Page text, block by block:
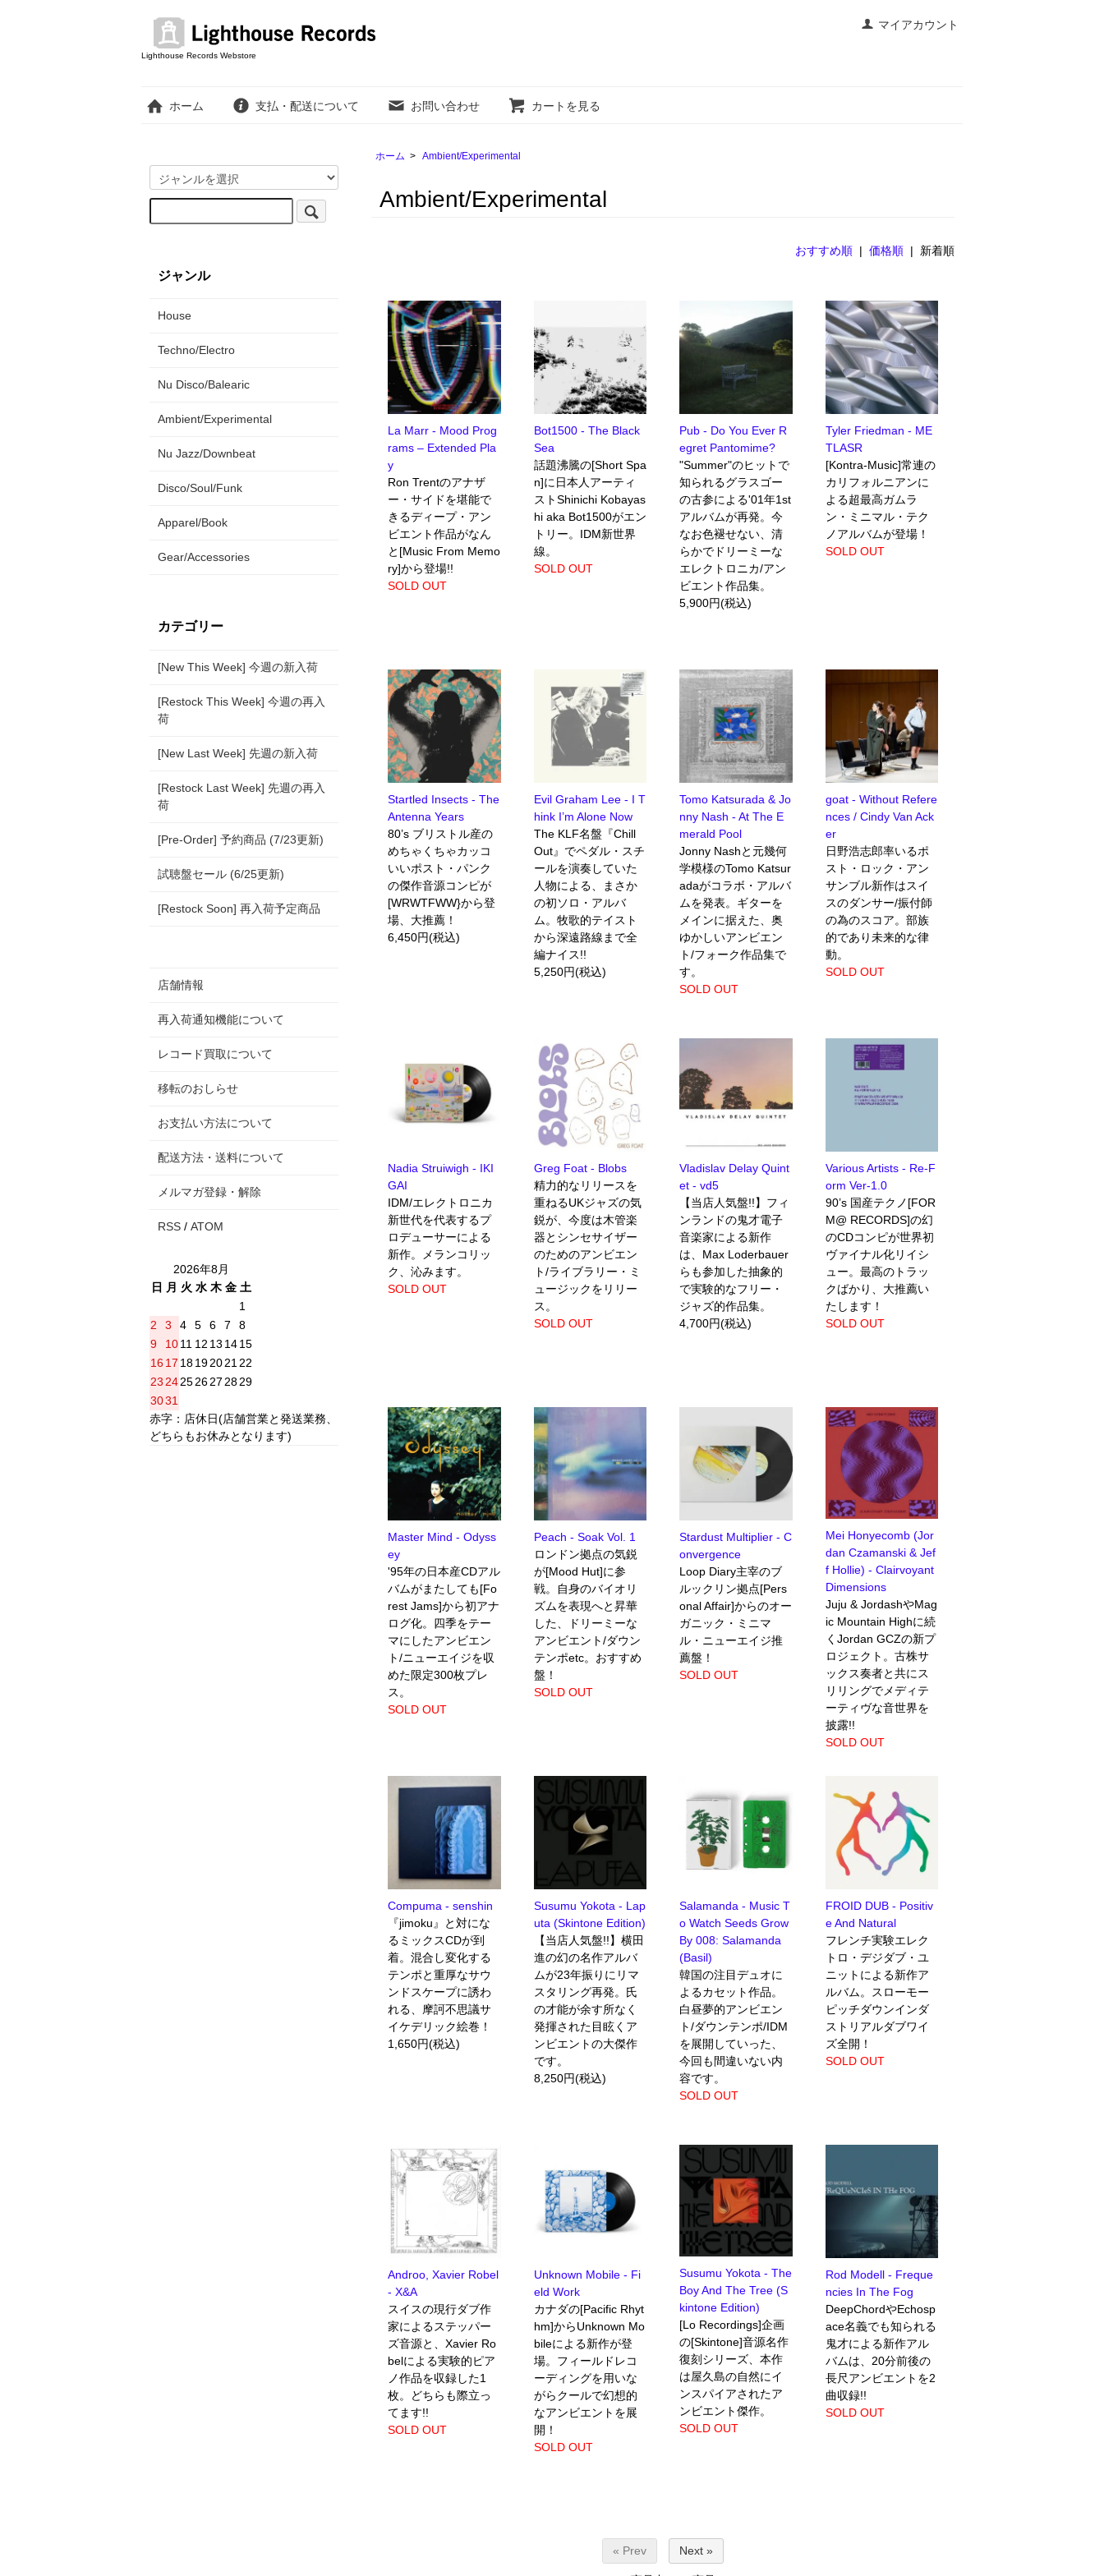
マイアカウント
Lighthouse Records Webstore
ホーム 支払・配送について お問い合わせ カートを見る
ホーム > Ambient/Experimental
Ambient/Experimental
おすすめ順 | 価格順 | 新着順
La Marr - Mood Prog
rams – Extended Pla
y
Ron Trentのアナザ
ー・サイドを堪能で
きるディープ・アン
ビエント作品がなん
と[Music From Memo
ry]から登場!!
SOLD OUT
Bot1500 - The Black
Sea
話題沸騰の[Short Spa
n]に日本人アーティ
ストShinichi Kobayas
hi aka Bot1500がエン
トリー。IDM新世界
線。
SOLD OUT
Pub - Do You Ever R
egret Pantomime?
"Summer"のヒットで
知られるグラスゴー
の古参による'01年1st
アルバムが再発。今
なお色褪せない、清
らかでドリーミーな
エレクトロニカ/アン
ビエント作品集。
5,900円(税込)
Tyler Friedman - ME
TLASR
[Kontra-Music]常連の
カリフォルニアンに
よる超最高ガムラ
ン・ミニマル・テク
ノアルバムが登場！
SOLD OUT
Startled Insects - The
Antenna Years
80’s ブリストル産の
めちゃくちゃカッコ
いいポスト・パンク
の傑作音源コンピが
[WRWTFWW}から登
場、大推薦！
6,450円(税込)
Evil Graham Lee - I T
hink I’m Alone Now
The KLF名盤『Chill
Out』でペダル・スチ
ールを演奏していた
人物による、まさか
の初ソロ・アルバ
ム。牧歌的テイスト
から深遠路線まで全
編ナイス!!
5,250円(税込)
Tomo Katsurada & Jo
nny Nash - At The E
merald Pool
Jonny Nashと元幾何
学模様のTomo Katsur
adaがコラボ・アルバ
ムを発表。ギターを
メインに据えた、奥
ゆかしいアンビエン
ト/フォーク作品集で
す。
SOLD OUT
goat - Without Refere
nces / Cindy Van Ack
er
日野浩志郎率いるポ
スト・ロック・アン
サンブル新作はスイ
スのダンサー/振付師
の為のスコア。部族
的であり未来的な律
動。
SOLD OUT
Nadia Struiwigh - IKI
GAI
IDM/エレクトロニカ
新世代を代表するプ
ロデューサーによる
新作。メランコリッ
ク、沁みます。
SOLD OUT
Greg Foat - Blobs
精力的なリリースを
重ねるUKジャズの気
鋭が、今度は木管楽
器とシンセサイザー
のためのアンビエン
ト/ライブラリー・ミ
ュージックをリリー
ス。
SOLD OUT
Vladislav Delay Quint
et - vd5
【当店人気盤!!】フィ
ンランドの鬼才電子
音楽家による新作
は、Max Loderbauer
らも参加した抽象的
で実験的なフリー・
ジャズ的作品集。
4,700円(税込)
Various Artists - Re-F
orm Ver-1.0
90’s 国産テクノ[FOR
M@ RECORDS]の幻
のCDコンピが世界初
ヴァイナル化リイシ
ュー。最高のトラッ
クばかり、大推薦い
たします！
SOLD OUT
Master Mind - Odyss
ey
'95年の日本産CDアル
バムがまたしても[Fo
rest Jams]から初アナ
ログ化。四季をテー
マにしたアンビエン
ト/ニューエイジを収
めた限定300枚プレ
ス。
SOLD OUT
Peach - Soak Vol. 1
ロンドン拠点の気鋭
が[Mood Hut]に参
戦。自身のバイオリ
ズムを表現へと昇華
した、ドリーミーな
アンビエント/ダウン
テンポetc。おすすめ
盤！
SOLD OUT
Stardust Multiplier - C
onvergence
Loop Diary主宰のブ
ルックリン拠点[Pers
onal Affair]からのオー
ガニック・ミニマ
ル・ニューエイジ推
薦盤！
SOLD OUT
Mei Honyecomb (Jor
dan Czamanski & Jef
f Hollie) - Clairvoyant
Dimensions
Juju & JordashやMag
ic Mountain Highに続
くJordan GCZの新プ
ロジェクト。古株サ
ックス奏者と共にス
リリングでメディテ
ーティヴな音世界を
披露!!
SOLD OUT
Compuma - senshin
『jimoku』と対にな
るミックスCDが到
着。混合し変化する
テンポと重厚なサウ
ンドスケープに誘わ
れる、摩訶不思議サ
イケデリック絵巻！
1,650円(税込)
Susumu Yokota - Lap
uta (Skintone Edition)
【当店人気盤!!】横田
進の幻の名作アルバ
ムが23年振りにリマ
スタリング再発。氏
の才能が余す所なく
発揮された目眩くア
ンビエントの大傑作
です。
8,250円(税込)
Salamanda - Music T
o Watch Seeds Grow
By 008: Salamanda
(Basil)
韓国の注目デュオに
よるカセット作品。
白昼夢的アンビエン
ト/ダウンテンポ/IDM
を展開していった、
今回も間違いない内
容です。
SOLD OUT
FROID DUB - Positiv
e And Natural
フレンチ実験エレク
トロ・デジダブ・ユ
ニットによる新作ア
ルバム。スローモー
ピッチダウンインダ
ストリアルダブワイ
ズ全開！
SOLD OUT
Androo, Xavier Robel
- X&A
スイスの現行ダブ作
家によるステッパー
ズ音源と、Xavier Ro
belによる実験的ピア
ノ作品を収録した1
枚。どちらも際立っ
てます!!
SOLD OUT
Unknown Mobile - Fi
eld Work
カナダの[Pacific Rhyt
hm]からUnknown Mo
bileによる新作が登
場。フィールドレコ
ーディングを用いな
がらクールで幻想的
なアンビエントを展
開！
SOLD OUT
Susumu Yokota - The
Boy And The Tree (S
kintone Edition)
[Lo Recordings]企画
の[Skintone]音源名作
復刻シリーズ、本作
は屋久島の自然にイ
ンスパイアされたア
ンビエント傑作。
SOLD OUT
Rod Modell - Freque
ncies In The Fog
DeepChordやEchosp
ace名義でも知られる
鬼才による新作アル
バムは、20分前後の
長尺アンビエントを2
曲収録!!
SOLD OUT
« Prev Next »
ジャンル
House
Techno/Electro
Nu Disco/Balearic
Ambient/Experimental
Nu Jazz/Downbeat
Disco/Soul/Funk
Apparel/Book
Gear/Accessories
カテゴリー
[New This Week] 今週の新入荷
[Restock This Week] 今週の再入
荷
[New Last Week] 先週の新入荷
[Restock Last Week] 先週の再入
荷
[Pre-Order] 予約商品 (7/23更新)
試聴盤セール (6/25更新)
[Restock Soon] 再入荷予定商品
店舗情報
再入荷通知機能について
レコード買取について
移転のおしらせ
お支払い方法について
配送方法・送料について
メルマガ登録・解除
RSS / ATOM
2026年8月
日
月 火 水 木 金 土
1
2
3 4 5 6 7
8
9
1011 12 13 1415
16 17 18192021 22
23 24252627 2829
3031
赤字：店休日(店舗営業と発送業務、
どちらもお休みとなります)